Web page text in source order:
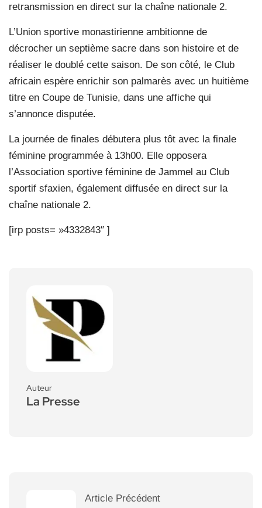
retransmission en direct sur la chaîne nationale 2.
L’Union sportive monastirienne ambitionne de
décrocher un septième sacre dans son histoire et de
réaliser le doublé cette saison. De son côté, le Club
africain espère enrichir son palmarès avec un huitième
titre en Coupe de Tunisie, dans une affiche qui
s’annonce disputée.
La journée de finales débutera plus tôt avec la finale
féminine programmée à 13h00. Elle opposera
l’Association sportive féminine de Jammel au Club
sportif sfaxien, également diffusée en direct sur la
chaîne nationale 2.
[irp posts= »4332843″ ]
Auteur
La Presse
Article Précédent